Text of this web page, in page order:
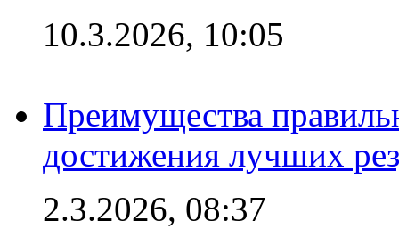
10.3.2026, 10:05
Преимущества
достижения лучших
2.3.2026, 08:37